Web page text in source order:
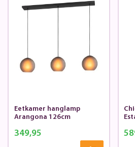
Eetkamer hanglamp
Arangona 126cm
349,95